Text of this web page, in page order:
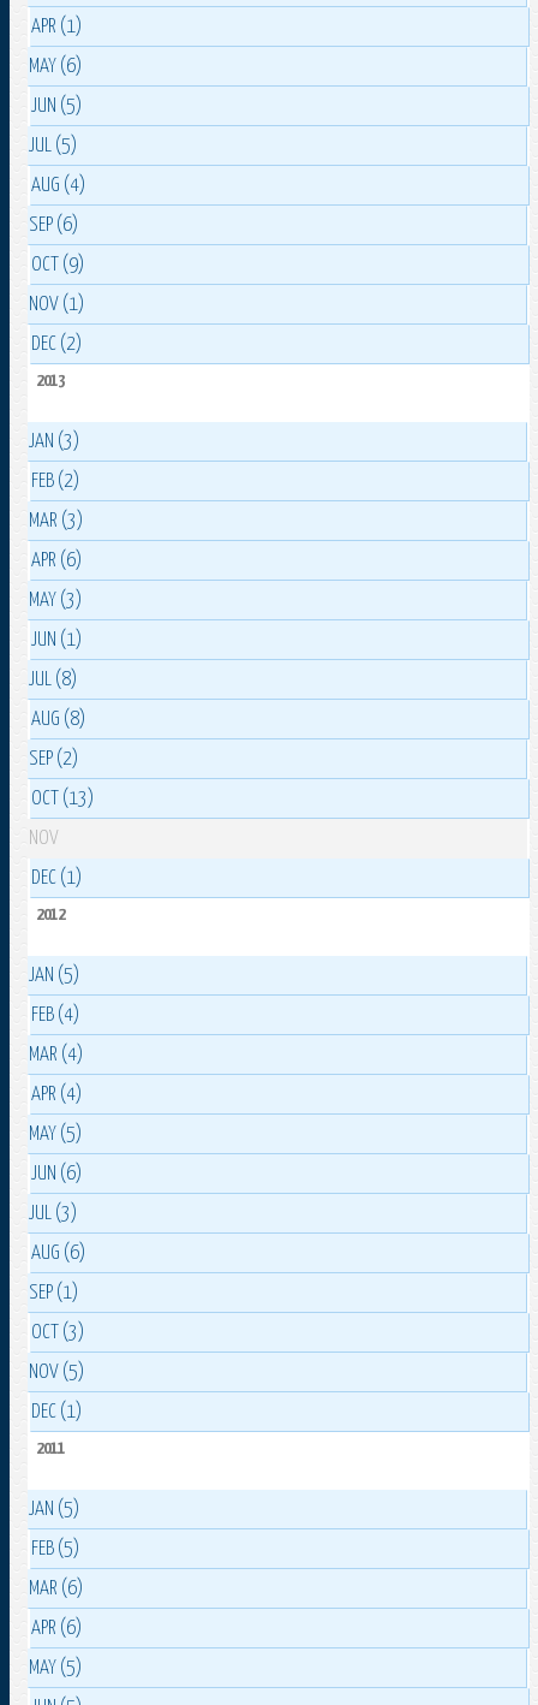
APR (1)
MAY (6)
JUN (5)
JUL (5)
AUG (4)
SEP (6)
OCT (9)
NOV (1)
DEC (2)
2013
JAN (3)
FEB (2)
MAR (3)
APR (6)
MAY (3)
JUN (1)
JUL (8)
AUG (8)
SEP (2)
OCT (13)
NOV
DEC (1)
2012
JAN (5)
FEB (4)
MAR (4)
APR (4)
MAY (5)
JUN (6)
JUL (3)
AUG (6)
SEP (1)
OCT (3)
NOV (5)
DEC (1)
2011
JAN (5)
FEB (5)
MAR (6)
APR (6)
MAY (5)